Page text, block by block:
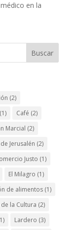
en la
Buscar
(2)
Café (2)
Marcial (2)
Jerusalén (2)
Justo (1)
El Milagro (1)
de alimentos(1)
la Cultura (2)
Lardero (3)